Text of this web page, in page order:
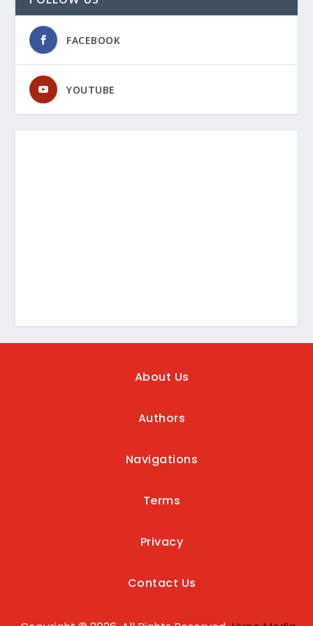
FACEBOOK
YOUTUBE
About Us
Authors
Navigations
Terms
Privacy
Contact Us